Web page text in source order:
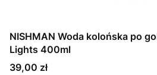
NISHMAN Woda kolońska po
Lights 400ml
Cena
39,00 zł